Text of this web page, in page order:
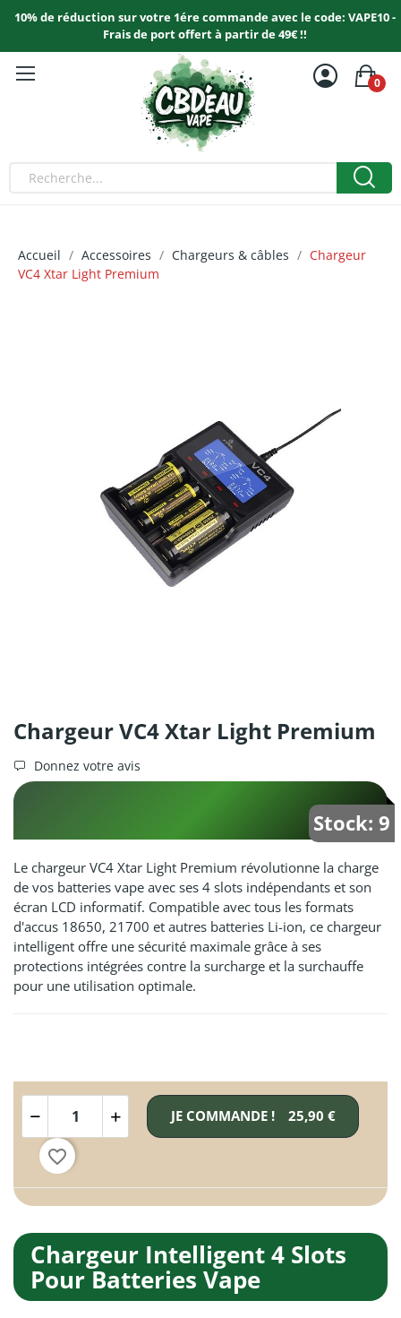
10% de réduction sur votre 1ére commande avec le code: VAPE10 -
Frais de port offert à partir de 49€ !!
0
Accueil Accessoires Chargeurs & câbles
Chargeur
VC4 Xtar Light Premium
Chargeur VC4 Xtar Light Premium
Donnez votre avis
Stock: 9
Le chargeur VC4 Xtar Light Premium révolutionne la charge
de vos batteries vape avec ses 4 slots indépendants et son
écran LCD informatif. Compatible avec tous les formats
d'accus 18650, 21700 et autres batteries Li-ion, ce chargeur
intelligent offre une sécurité maximale grâce à ses
protections intégrées contre la surcharge et la surchauffe
pour une utilisation optimale.
JE COMMANDE ! 25,90 €
favorite_border
Chargeur Intelligent 4 Slots
Pour Batteries Vape